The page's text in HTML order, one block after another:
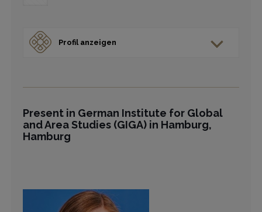
Profil anzeigen
Present in German Institute for Global
and Area Studies (GIGA) in Hamburg,
Hamburg